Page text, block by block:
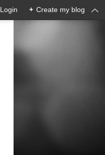
Login + Create my blog